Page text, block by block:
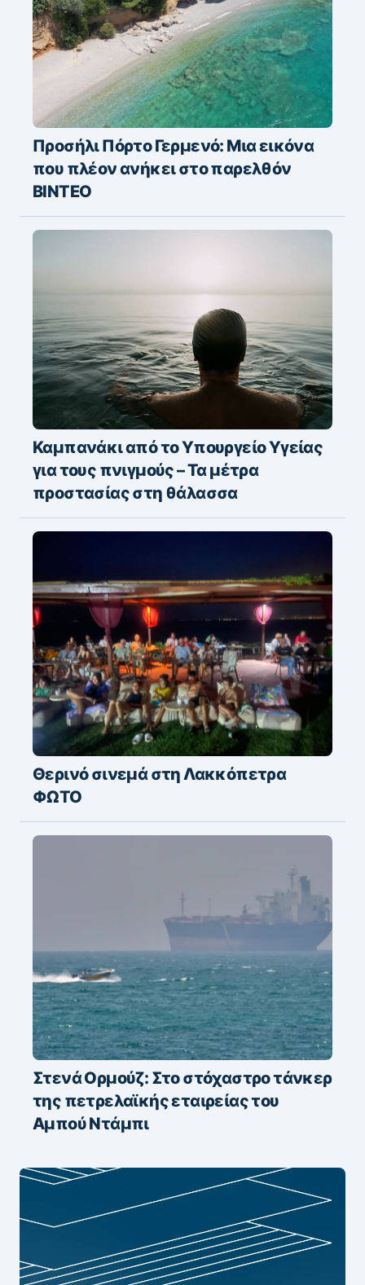
Προσήλι Πόρτο Γερμενό: Μια εικόνα
που πλέον ανήκει στο παρελθόν
ΒΙΝΤΕΟ
Καμπανάκι από το Υπουργείο Υγείας
για τους πνιγμούς – Τα μέτρα
προστασίας στη θάλασσα
Θερινό σινεμά στη Λακκόπετρα
ΦΩΤΟ
Στενά Ορμούζ: Στο στόχαστρο τάνκερ
της πετρελαϊκής εταιρείας του
Αμπού Ντάμπι